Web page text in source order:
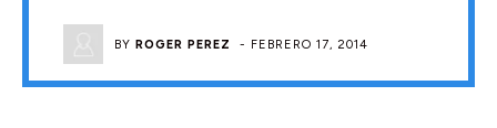
BYROGER PEREZ - FEBRERO 17, 2014